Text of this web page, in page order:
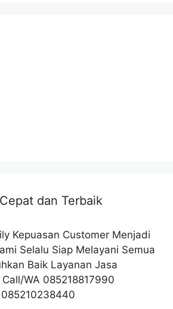
dan Terbaik
Kepuasan Customer Menjadi
Selalu Siap Melayani Semua
Baik Layanan Jasa
WA 085218817990